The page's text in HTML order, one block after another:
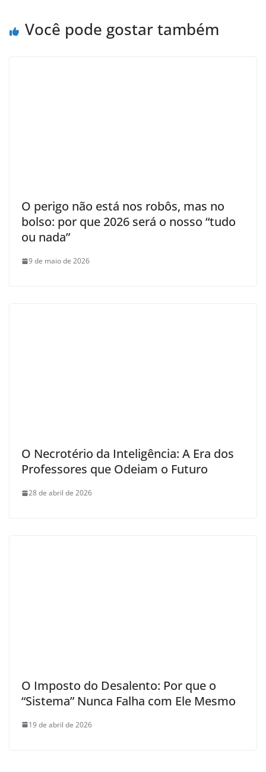
Você pode gostar também
O perigo não está nos robôs, mas no
bolso: por que 2026 será o nosso “tudo
ou nada”
9 de maio de 2026
O Necrotério da Inteligência: A Era dos
Professores que Odeiam o Futuro
28 de abril de 2026
O Imposto do Desalento: Por que o
“Sistema” Nunca Falha com Ele Mesmo
19 de abril de 2026